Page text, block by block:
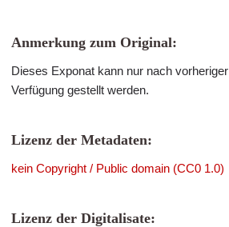
Anmerkung zum Original:
Dieses Exponat kann nur nach
Verfügung gestellt werden.
Lizenz der Metadaten:
kein Copyright / Public domain (CC0 1.0)
Lizenz der Digitalisate: